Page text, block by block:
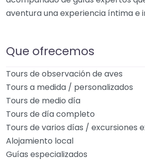
aventura una experiencia íntima e
Que ofrecemos
Tours de observación de aves
Tours a medida / personalizados
Tours de medio día
Tours de día completo
Tours de varios días / excursiones
Alojamiento local
Guías especializados